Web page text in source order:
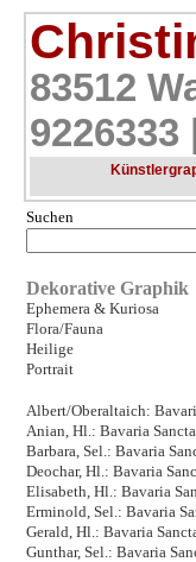
83512
9226333
Suchen
Dekorative Graphik
Ephemera & Kuriosa
Flora/Fauna
Heilige
Portrait
Albert/Oberaltaich:
Anian, Hl.: Bavaria Sancta
Barbara, Sel.: Bavaria
Deochar, Hl.: Bavaria
Elisabeth, Hl.: Bavaria
Erminold, Sel.: Bavaria
Gerald, Hl.: Bavaria
Gunthar, Sel.: Bavaria